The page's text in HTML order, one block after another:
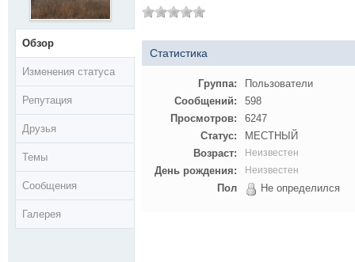
Обзор
Изменения статуса
Репутация
Друзья
Темы
Сообщения
Галерея
Статистика
Группа:
Пользователи
Сообщений:
598
Просмотров:
6247
Статус:
МЕСТНЫЙ
Возраст:
Неизвестен
День рождения: Неизвестен
Пол Не определился